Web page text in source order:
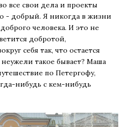
все свои дела и проекты
- добрый. Я никогда в жизни
человека. И это не
добротой,
себя так, что остается
такое бывает? Маша
по Петергофу,
нибудь с кем-нибудь